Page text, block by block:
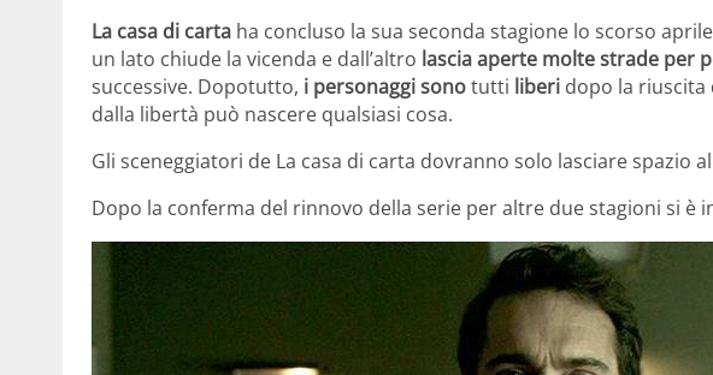
La casa di carta ha concluso la sua seconda stagione lo scorso
un lato chiude la vicenda e dall’altro lascia aperte molte strade per
successive. Dopotutto, i personaggi sonotutti liberi dopo la
dalla libertà può nascere qualsiasi cosa.
Gli sceneggiatori de La casa di carta dovranno solo lasciare spazio
Dopo la conferma del rinnovo della serie per altre due stagioni si è